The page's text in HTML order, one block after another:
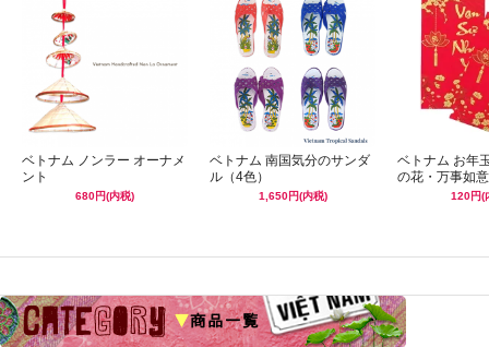
ベトナム ノンラー オーナメ
ント
680円(内税)
ベトナム 南国気分のサンダ
ル（4色）
1,650円(内税)
ベトナム お年
の花・万事如意
120円(